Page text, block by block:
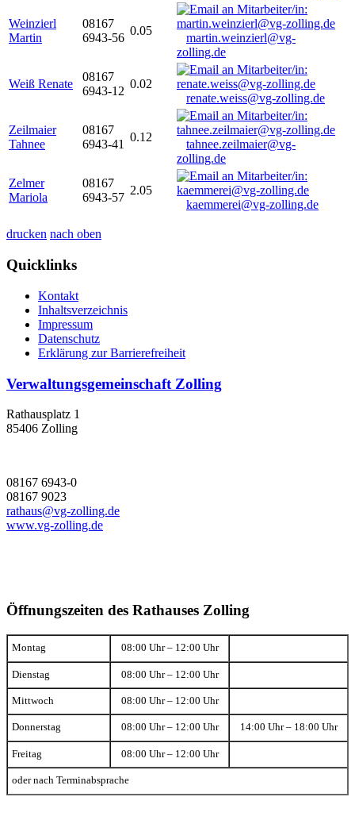
Weinzierl
Martin
08167
6943-56
0.05
martin.weinzierl@vg-
zolling.de
Weiß Renate
08167
6943-12
0.02
renate.weiss@vg-zolling.de
Zeilmaier
Tahnee
08167
6943-41
0.12
tahnee.zeilmaier@vg-
zolling.de
Zelmer
Mariola
08167
6943-57
2.05
kaemmerei@vg-zolling.de
drucken nach oben
Quicklinks
Kontakt
Inhaltsverzeichnis
Impressum
Datenschutz
Erklärung zur Barrierefreiheit
Verwaltungsgemeinschaft Zolling
Rathausplatz 1
85406 Zolling
08167 6943-0
08167 9023
rathaus@vg-zolling.de
www.vg-zolling.de
Öffnungszeiten des Rathauses Zolling
Montag 08:00 Uhr – 12:00 Uhr
Dienstag 08:00 Uhr – 12:00 Uhr
Mittwoch 08:00 Uhr – 12:00 Uhr
Donnerstag 08:00 Uhr – 12:00 Uhr 14:00 Uhr – 18:00 Uhr
Freitag 08:00 Uhr – 12:00 Uhr
oder nach Terminabsprache